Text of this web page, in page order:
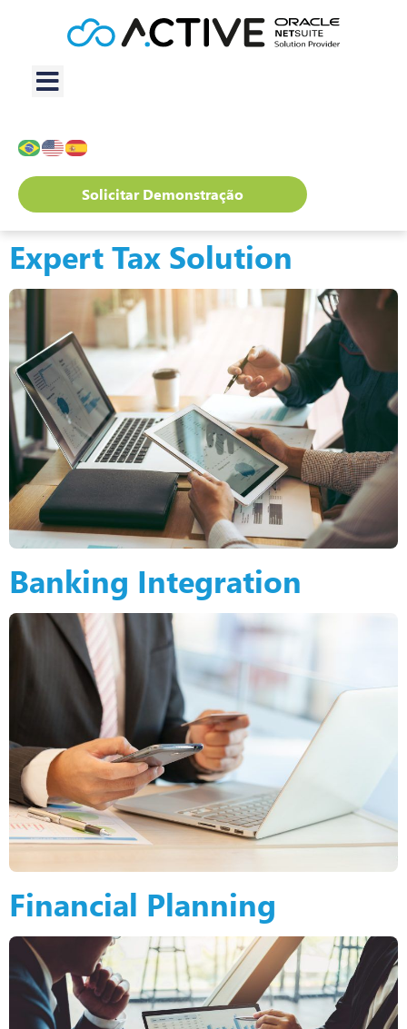
Solicitar Demonstração
Expert Tax Solution
Banking Integration
Financial Planning